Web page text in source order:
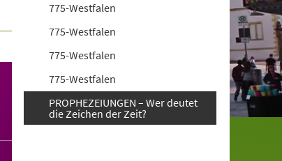
775-Westfalen
775-Westfalen
775-Westfalen
775-Westfalen
PROPHEZEIUNGEN – Wer deutet
die Zeichen der Zeit?